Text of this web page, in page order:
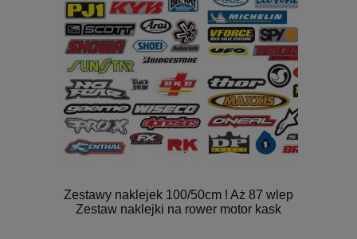
Zestawy naklejek 100/50cm ! Aż 87 wlep
Zestaw naklejki na rower motor kask